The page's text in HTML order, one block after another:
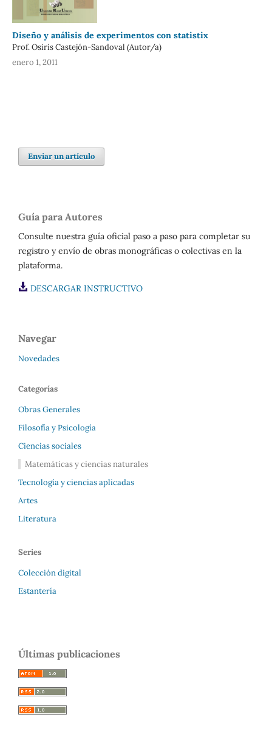
Diseño y análisis de experimentos con statistix
Prof. Osiris Castejón-Sandoval (Autor/a)
enero 1, 2011
Enviar un artículo
Guía para Autores
Consulte nuestra guía oficial paso a paso para completar su
registro y envío de obras monográficas o colectivas en la
plataforma.
DESCARGAR INSTRUCTIVO
Navegar
Novedades
Categorías
Obras Generales
Filosofía y Psicología
Ciencias sociales
Matemáticas y ciencias naturales
Tecnología y ciencias aplicadas
Artes
Literatura
Series
Colección digital
Estantería
Últimas publicaciones